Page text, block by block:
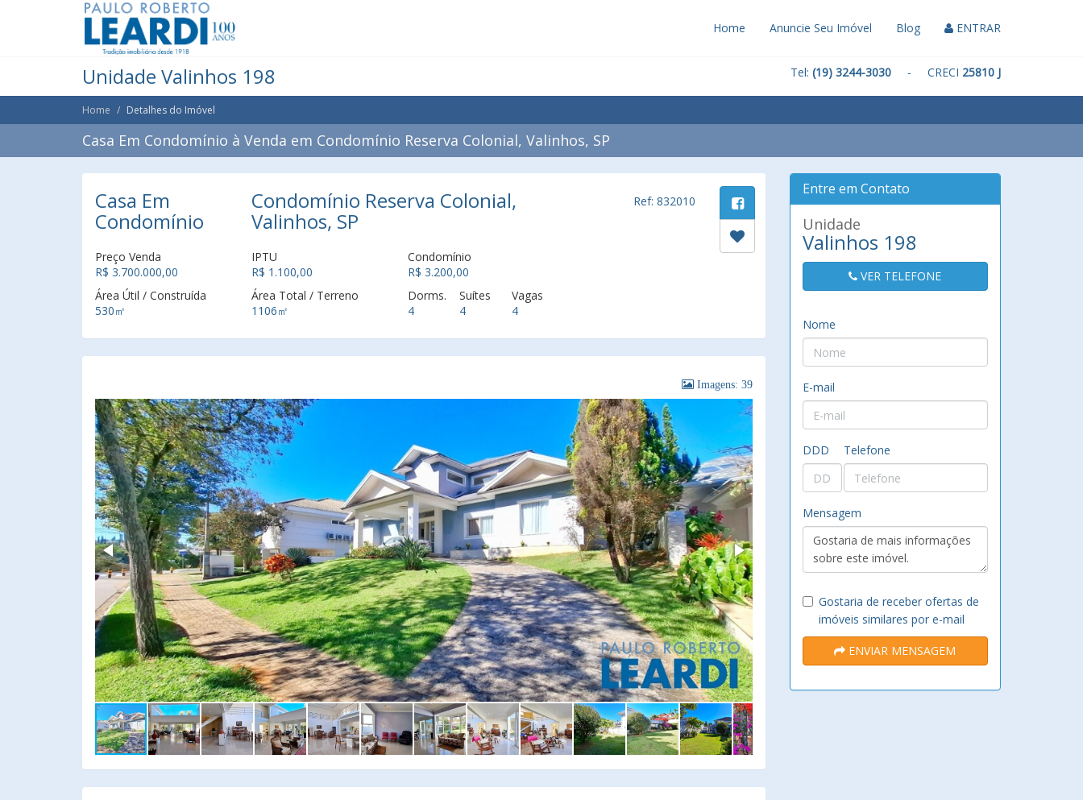
Home Anuncie Seu Imóvel Blog ENTRAR
Unidade Valinhos 198 Tel: (19) 3244-3030 - CRECI 25810 J
Home Detalhes do Imóvel
Casa Em Condomínio à Venda em Condomínio Reserva Colonial, Valinhos, SP
Casa Em
Condomínio
Condomínio Reserva Colonial,
Valinhos, SP
Ref: 832010
Preço Venda
R$ 3.700.000,00
IPTU
R$ 1.100,00
Condomínio
R$ 3.200,00
Área Útil / Construída
530㎡
Área Total / Terreno
1106㎡
Dorms.
4
Suítes
4
Vagas
4
Imagens: 39
Entre em Contato
Unidade
Valinhos 198
VER TELEFONE
Nome
E-mail
DDD Telefone
Mensagem
Gostaria de receber ofertas de
imóveis similares por e-mail
ENVIAR MENSAGEM